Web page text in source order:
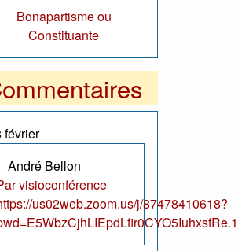
Bonapartisme ou
Constituante
février
André Bellon
visioconférence
us02web.zoom.us/j/87478410618?